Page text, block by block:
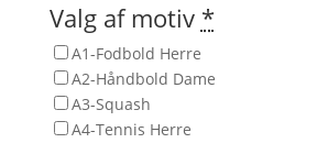
Valg af motiv *
A1-Fodbold Herre
A2-Håndbold Dame
A3-Squash
A4-Tennis Herre